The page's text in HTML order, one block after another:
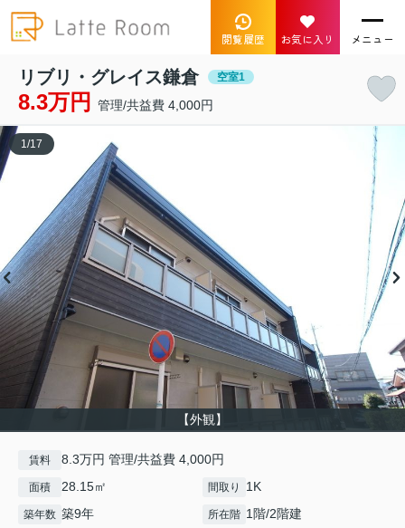
閲覧履歴 お気に入り メニュー
リブリ・グレイス鎌倉 空室1
8.3万円 管理/共益費 4,000円
【外観】
1 /17
賃料 8.3万円 管理/共益費 4,000円
面積 28.15㎡ 間取り 1K
築年数 築9年 所在階 1階/2階建